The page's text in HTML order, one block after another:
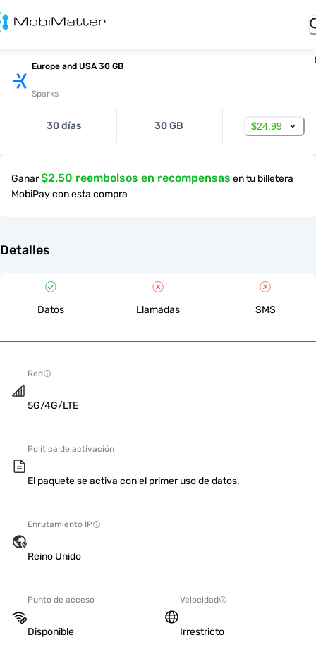
Europe and USA 30 GB
Sparks
30 días 30 GB $24.99
Ganar$2.50 reembolsos en recompensas en tu billetera
MobiPay con esta compra
Detalles
Datos Llamadas SMS
Red
5G/4G/LTE
Política de activación
El paquete se activa con el primer uso de datos.
Enrutamiento IP
Reino Unido
Punto de acceso
Disponible
Velocidad
Irrestricto